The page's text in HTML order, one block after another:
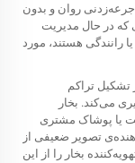
روان و بدون
که در حال مدیریت
رانندگی هستند، مورد
تشکیل تراکم
می‌کند. بخار
یا پوشاک مشتری
تصویر ضعیفی از
بخار را از این